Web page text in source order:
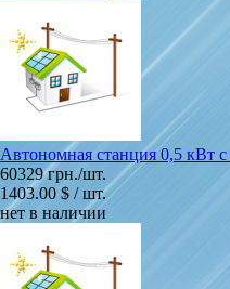
Автономная станция 0,5 кВт
60329 грн./шт.
1403.00 $ / шт.
нет в наличии